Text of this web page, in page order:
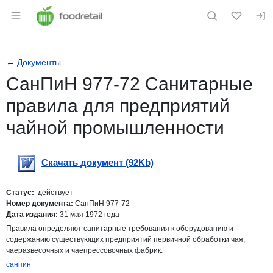
Раздел навигации по сайту
← Документы
СанПиН 977-72 Санитарные
правила для предприятий
чайной промышленности
doc
Скачать документ (92Kb)
Статус: действует
Номер документа: СанПиН 977-72
Дата издания: 31 мая 1972 года
Правила определяют санитарные требования к оборудованию и
содержанию существующих предприятий первичной обработки чая,
чаеразвесочных и чаепрессовочных фабрик.
санпин